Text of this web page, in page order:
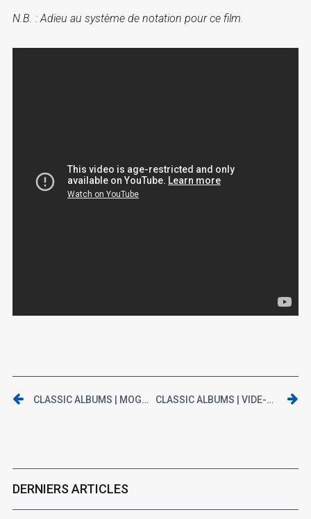
N.B. : Adieu au système de notation pour ce film.
CLASSIC ALBUMS | MOGWAI – COME ON DIE YOUNG CLASSIC ALBUMS | VIDE-GRENIER PSYCHÉDÉLIQUE : C.A. QUINTET & KALEIDOSCOPE
DERNIERS ARTICLES